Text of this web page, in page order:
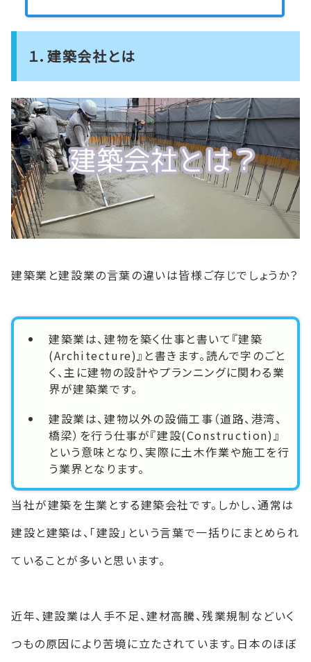
１．建築会社とは
建築業と建設業の言葉の違いは皆様ご存じでしょうか？
建築業は、建物を築く仕事と書いて『建築
(Architecture)』と書きます。読んで字のごと
く、主に建物の設計やプランニングに関わる業
界が建築業です。
建設業は、建物以外の設備工事（道路、港湾、
橋梁）を行う仕事が『建設(Construction)』
という意味となり、実際に土木作業や施工を行
う業界となります。
当社が建築を生業とする建築会社です。しかし、通常は
建設と建築は、「建設」という言葉で一括りにまとめられ
ていることが多いと思います。
近年、建設業は人手不足、建材高騰、残業規制などいく
つもの原因により苦境に立たされています。日本のほぼ